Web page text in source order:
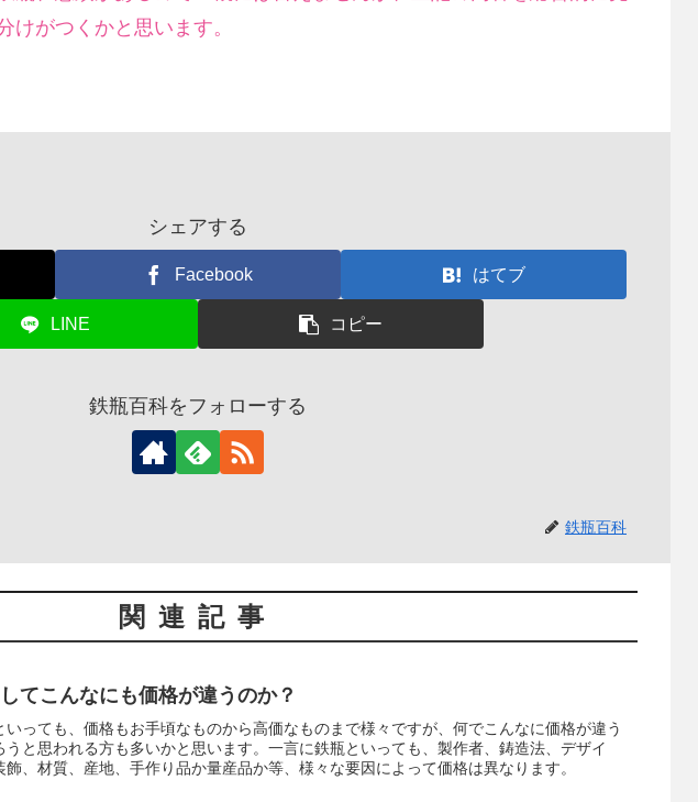
けがつくかと思います。
シェアする
Facebook はてブ
LINE コピー
鉄瓶百科をフォローする
鉄瓶百科
関連記事
てこんなにも価格が違うのか？
いっても、価格もお手頃なものから高価なものまで様々ですが、何でこんなに価格が違う
うと思われる方も多いかと思います。一言に鉄瓶といっても、製作者、鋳造法、デザイ
飾、材質、産地、手作り品か量産品か等、様々な要因によって価格は異なります。